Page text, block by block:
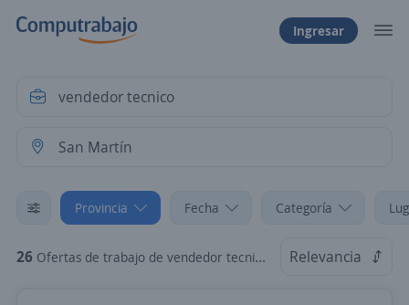
Ingresar
Provincia Fecha Categoría
26 Ofertas de trabajo de vendedor tecnico en San Martín, Buenos Aires-GBA Relevancia